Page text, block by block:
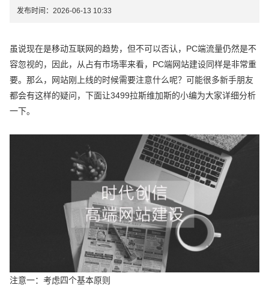
发布时间：2026-06-13 10:33
虽说现在是移动互联网的趋势，但不可以否认，PC端流量仍然是不
容忽视的，因此，从占有市场率来看，PC端网站建设同样是非常重
要。那么，网站刚上线的时候需要注意什么呢？可能很多新手朋友
都会有这样的疑问，下面让3499拉斯维加斯的小编为大家详细分析
一下。
注意一：考虑四个基本原则